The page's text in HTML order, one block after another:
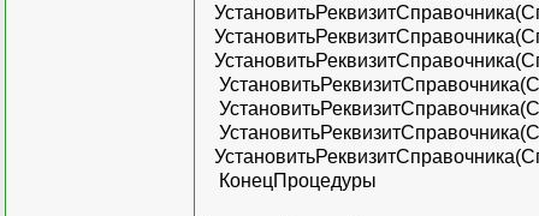
КонецПроцедуры